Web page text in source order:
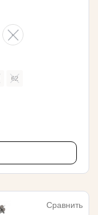
62
Сравнить